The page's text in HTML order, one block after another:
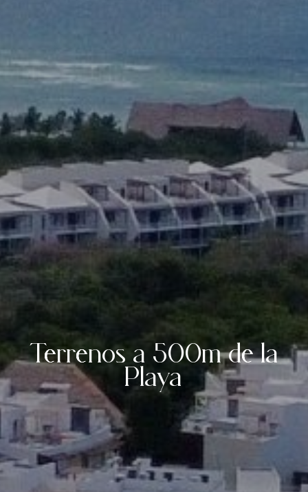
Terrenos a 500m de la
Playa